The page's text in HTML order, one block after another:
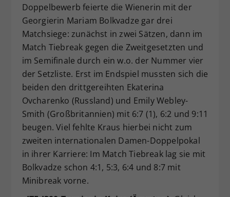
Doppelbewerb feierte die Wienerin mit der
Georgierin Mariam Bolkvadze gar drei
Matchsiege: zunächst in zwei Sätzen, dann im
Match Tiebreak gegen die Zweitgesetzten und
im Semifinale durch ein w.o. der Nummer vier
der Setzliste. Erst im Endspiel mussten sich die
beiden den drittgereihten Ekaterina
Ovcharenko (Russland) und Emily Webley-
Smith (Großbritannien) mit 6:7 (1), 6:2 und 9:11
beugen. Viel fehlte Kraus hierbei nicht zum
zweiten internationalen Damen-Doppelpokal
in ihrer Karriere: Im Match Tiebreak lag sie mit
Bolkvadze schon 4:1, 5:3, 6:4 und 8:7 mit
Minibreak vorne.